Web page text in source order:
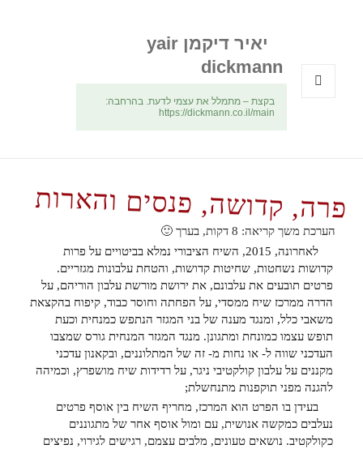
יאיר דיקמן yair
dickmann
בקצת – מתמלל את עצמי לדעת. בהרחבה:
https://dickmann.co.il/main
פרה, קדושה, פנסים והארות
הערכת משך קריאה: 8 דקות, בערך 🙂
לאחרונה, 2015, השיח הציבורי נמלא בביטויים על פרות
קדושות נשחטות, שחיטות קדושות, והטחת עלבונות מגזריים.
פרטים תובעים את עלבונם, את ירושת מורשת עלבון הוריהם, על
הדרה ממרכז שיח ממסדי, על הפחתה וחוסר כבוד, קיפוח בהקצאת
משאבי כלל, ומנגד מענה של בני המגזר הנתפש כמנחית וכעת
תופש עצמו כמונחת ומתגונן. מנגד המגזר המנחית גורס שמצבו
העדכני שווה ל- או נחות מ- זה של המתלוננים, ובקאנון עדכני
מקננים על עלבון קולקטיבי ניגר, על רדידות שיח מושפרץ, וכמיהה
להגנה מפני תוקפנות מתנחשלת;
בעידן בו הפרט הוא המרכז, מחריף השיח בין אוסף פרטים
נעלבים כמקשה אנושית, עם ומול אוסף אחר של מתגוננים
כקולקטיב. נושאים טעונים, מלבים עצמם, רגישים לגירוי, נפיצים